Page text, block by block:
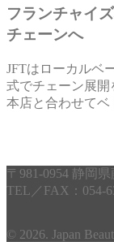
フランチャイ
チェーンへ
JFTはローカルベ
式でチェーン展開
本店と合わせてベ
〒981-0954 静岡
TEL／FAX：054-
© 2026. Japan